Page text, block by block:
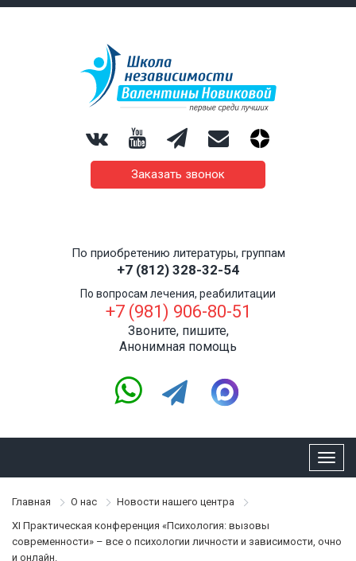
Заказать звонок
По приобретению литературы, группам
+7 (812) 328-32-54
По вопросам лечения, реабилитации
+7 (981) 906-80-51
Звоните, пишите,
Анонимная помощь
Главная О нас
Новости нашего центра
XI Практическая конференция «Психология: вызовы
современности» – все о психологии личности и зависимости, очно
и онлайн.